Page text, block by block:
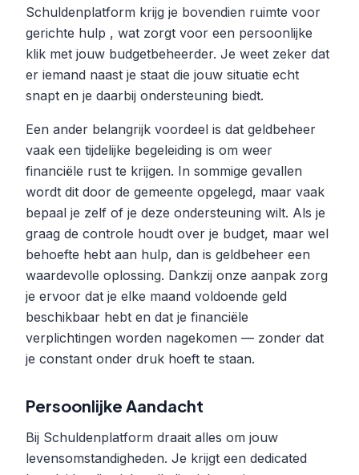
Schuldenplatform krijg je bovendien ruimte voor
gerichte hulp , wat zorgt voor een persoonlijke
klik met jouw budgetbeheerder. Je weet zeker dat
er iemand naast je staat die jouw situatie echt
snapt en je daarbij ondersteuning biedt.
Een ander belangrijk voordeel is dat geldbeheer
vaak een tijdelijke begeleiding is om weer
financiële rust te krijgen. In sommige gevallen
wordt dit door de gemeente opgelegd, maar vaak
bepaal je zelf of je deze ondersteuning wilt. Als je
graag de controle houdt over je budget, maar wel
behoefte hebt aan hulp, dan is geldbeheer een
waardevolle oplossing. Dankzij onze aanpak zorg
je ervoor dat je elke maand voldoende geld
beschikbaar hebt en dat je financiële
verplichtingen worden nagekomen — zonder dat
je constant onder druk hoeft te staan.
Persoonlijke Aandacht
Bij Schuldenplatform draait alles om jouw
levensomstandigheden. Je krijgt een dedicated